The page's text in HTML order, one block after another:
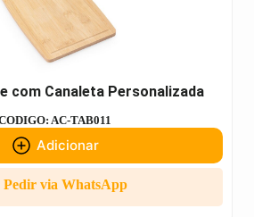
com Canaleta Personalizada
AC-TAB011
Adicionar
Pedir via WhatsApp